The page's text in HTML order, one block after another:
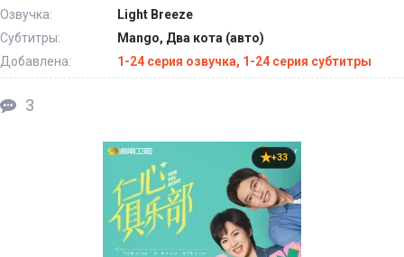
Озвучка:
Light Breeze
Субтитры:
Mango, Два кота (авто)
Добавлена:
1-24 серия озвучка, 1-24 серия субтитры
3
+33